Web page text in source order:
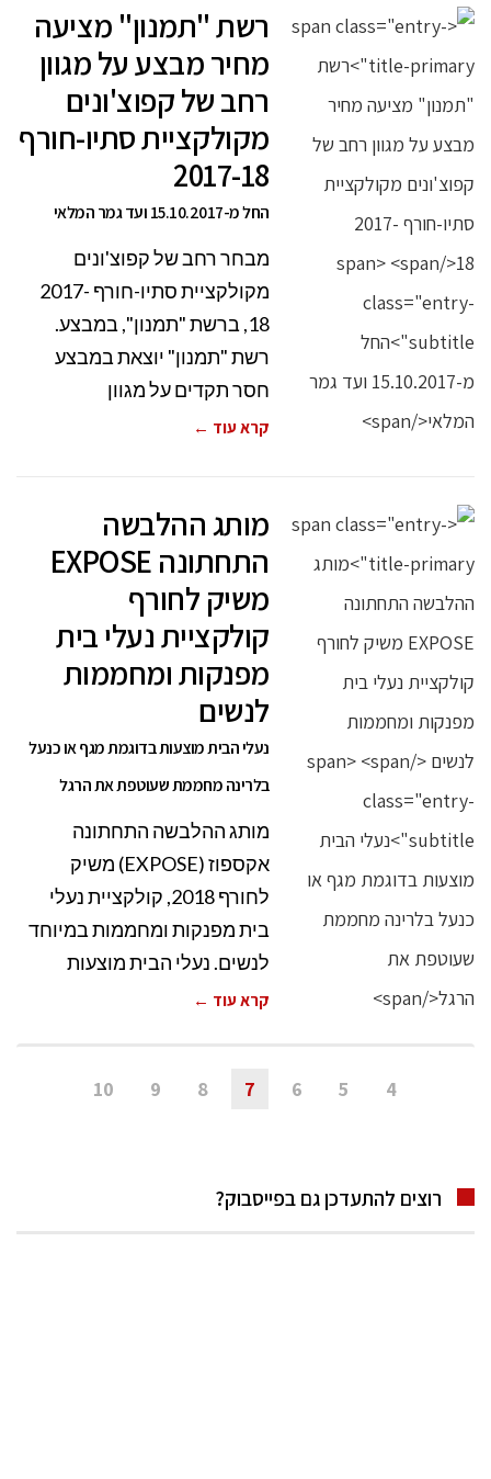
רשת "תמנון" מציעה
מחיר מבצע על מגוון
רחב של קפוצ'ונים
מקולקציית סתיו-חורף
2017-18
החל מ-15.10.2017 ועד גמר המלאי
מבחר רחב של קפוצ'ונים
מקולקציית סתיו-חורף 2017-
18, ברשת "תמנון", במבצע.
רשת "תמנון" יוצאת במבצע
חסר תקדים על מגוון
קרא עוד ←
מותג ההלבשה
התחתונה EXPOSE
משיק לחורף
קולקציית נעלי בית
מפנקות ומחממות
לנשים
נעלי הבית מוצעות בדוגמת מגף או כנעל
בלרינה מחממת שעוטפת את הרגל
מותג ההלבשה התחתונה
אקספוז (EXPOSE) משיק
לחורף 2018, קולקציית נעלי
בית מפנקות ומחממות במיוחד
לנשים. נעלי הבית מוצעות
קרא עוד ←
4
5
6
7
8
9
10
רוצים להתעדכן גם בפייסבוק?